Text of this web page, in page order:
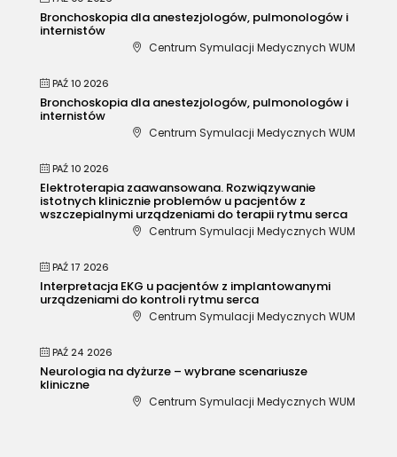
Bronchoskopia dla anestezjologów, pulmonologów i
internistów
Centrum Symulacji Medycznych WUM
PAŹ 10 2026
Bronchoskopia dla anestezjologów, pulmonologów i
internistów
Centrum Symulacji Medycznych WUM
PAŹ 10 2026
Elektroterapia zaawansowana. Rozwiązywanie
istotnych klinicznie problemów u pacjentów z
wszczepialnymi urządzeniami do terapii rytmu serca
Centrum Symulacji Medycznych WUM
PAŹ 17 2026
Interpretacja EKG u pacjentów z implantowanymi
urządzeniami do kontroli rytmu serca
Centrum Symulacji Medycznych WUM
PAŹ 24 2026
Neurologia na dyżurze – wybrane scenariusze
kliniczne
Centrum Symulacji Medycznych WUM